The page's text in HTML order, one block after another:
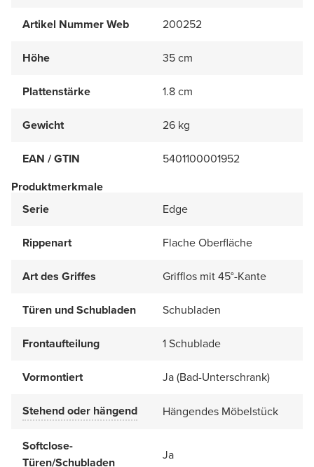
Artikel Nummer Web 200252
Höhe 35 cm
Plattenstärke 1.8 cm
Gewicht 26 kg
EAN / GTIN
5401100001952
Produktmerkmale
Serie
Edge
Rippenart Flache Oberfläche
Art des Griffes Grifflos mit 45°-Kante
Türen und Schubladen Schubladen
Frontaufteilung 1 Schublade
Vormontiert Ja (Bad-Unterschrank)
Stehend oder hängend Hängendes Möbelstück
Softclose-
Türen/Schubladen
Ja